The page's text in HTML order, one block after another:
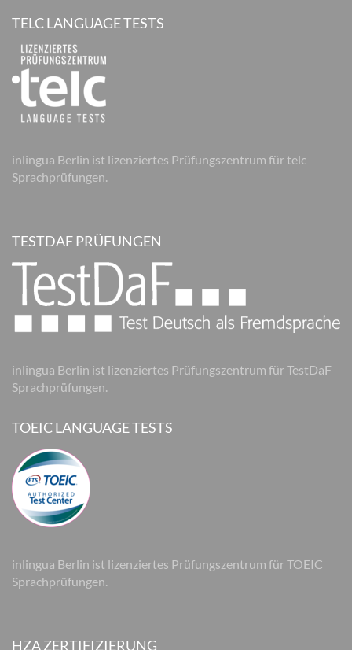
TELC LANGUAGE TESTS
inlingua Berlin ist lizenziertes Prüfungszentrum für telc
Sprachprüfungen.
TESTDAF PRÜFUNGEN
inlingua Berlin ist lizenziertes Prüfungszentrum für TestDaF
Sprachprüfungen.
TOEIC LANGUAGE TESTS
inlingua Berlin ist lizenziertes Prüfungszentrum für TOEIC
Sprachprüfungen.
HZA ZERTIFIZIERUNG